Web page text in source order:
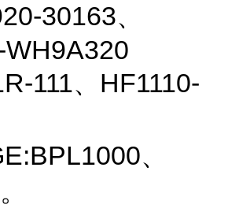
30163、
111、HF1110-
、